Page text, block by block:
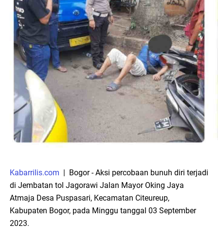
Kabarrilis.com | Bogor - Aksi percobaan bunuh diri terjadi
di Jembatan tol Jagorawi Jalan Mayor Oking Jaya
Atmaja Desa Puspasari, Kecamatan Citeureup,
Kabupaten Bogor, pada Minggu tanggal 03 September
2023.